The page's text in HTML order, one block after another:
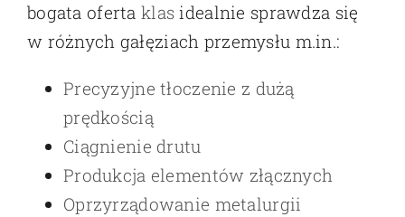
bogata oferta klas idealnie sprawdza się
w różnych gałęziach przemysłu m.in.:
Precyzyjne tłoczenie z dużą
prędkością
Ciągnienie drutu
Produkcja elementów złącznych
Oprzyrządowanie metalurgii